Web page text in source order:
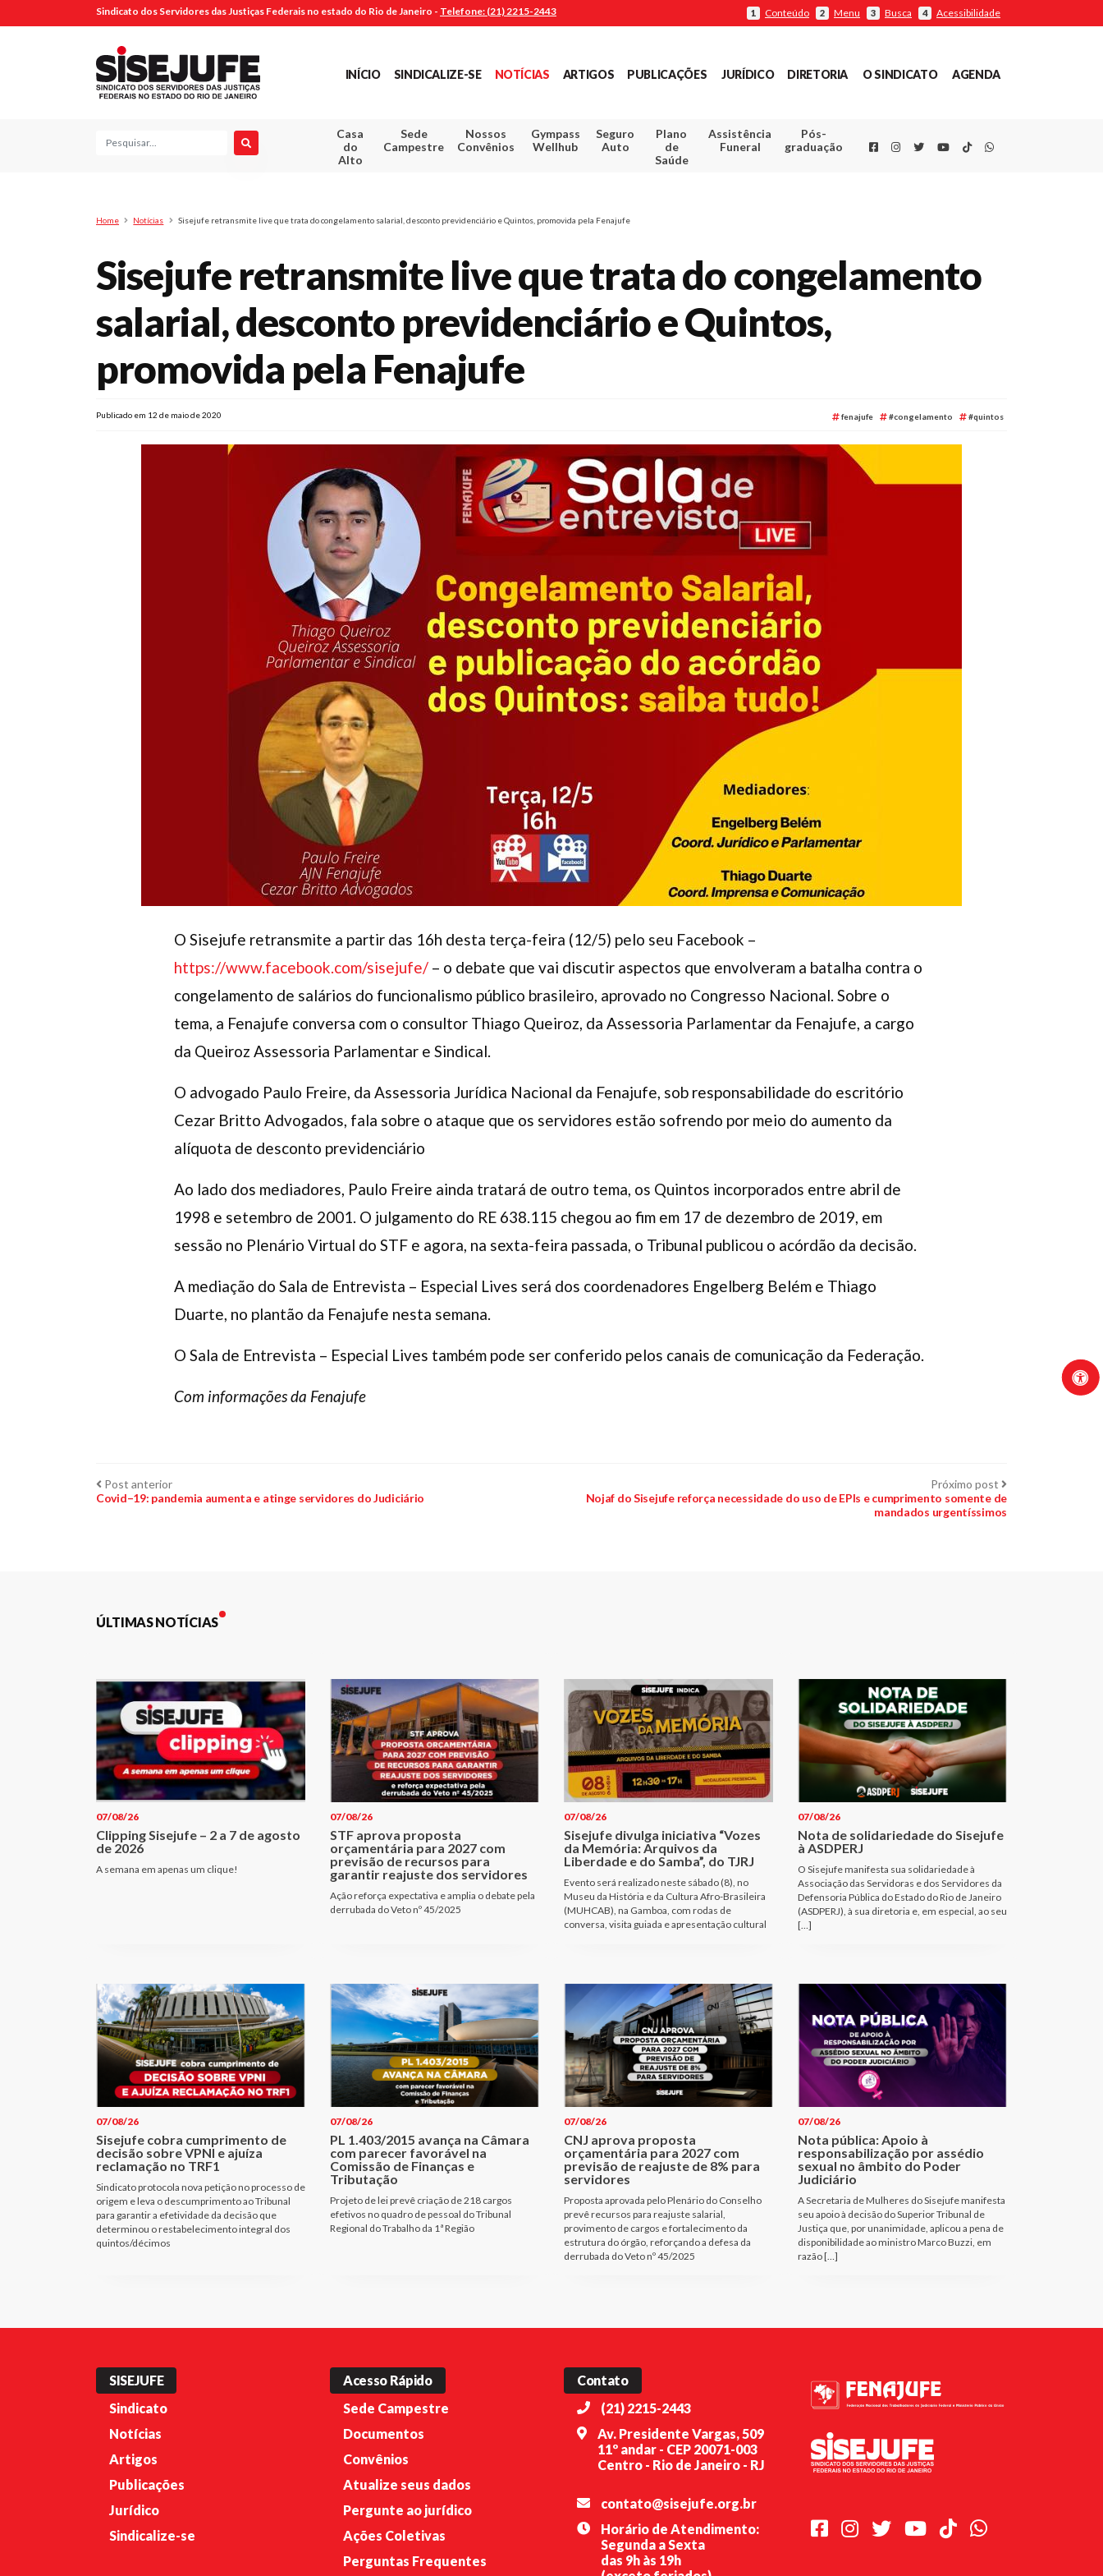
Sindicato dos Servidores das Justiças Federais no estado do Rio de Janeiro - Telefone: (21) 2215-2443 1 Conteúdo 2 Menu 3 Busca 4 Acessibilidade
INÍCIO SINDICALIZE-SE NOTÍCIAS ARTIGOS PUBLICAÇÕES JURÍDICO DIRETORIA O SINDICATO AGENDA
Pesquisa
Casa
do
Alto
Sede
Campestre
Nossos
Convênios
Gympass
Wellhub
Seguro
Auto
Plano
de
Saúde
Assistência
Funeral
Pós-
graduação
FacebookInstagram
TwitterYoutube
TikTokWhatsapp
Home Notícias Sisejufe retransmite live que trata do congelamento salarial, desconto previdenciário e Quintos, promovida pela Fenajufe
Sisejufe retransmite live que trata do congelamento
salarial, desconto previdenciário e Quintos,
promovida pela Fenajufe
Publicado em 12 de maio de 2020 fenajufe #congelamento #quintos
O Sisejufe retransmite a partir das 16h desta terça-feira (12/5) pelo seu Facebook –
https://www.facebook.com/sisejufe/ – o debate que vai discutir aspectos que envolveram a batalha contra o
congelamento de salários do funcionalismo público brasileiro, aprovado no Congresso Nacional. Sobre o
tema, a Fenajufe conversa com o consultor Thiago Queiroz, da Assessoria Parlamentar da Fenajufe, a cargo
da Queiroz Assessoria Parlamentar e Sindical.
O advogado Paulo Freire, da Assessoria Jurídica Nacional da Fenajufe, sob responsabilidade do escritório
Cezar Britto Advogados, fala sobre o ataque que os servidores estão sofrendo por meio do aumento da
alíquota de desconto previdenciário
Ao lado dos mediadores, Paulo Freire ainda tratará de outro tema, os Quintos incorporados entre abril de
1998 e setembro de 2001. O julgamento do RE 638.115 chegou ao fim em 17 de dezembro de 2019, em
sessão no Plenário Virtual do STF e agora, na sexta-feira passada, o Tribunal publicou o acórdão da decisão.
A mediação do Sala de Entrevista – Especial Lives será dos coordenadores Engelberg Belém e Thiago
Duarte, no plantão da Fenajufe nesta semana.
O Sala de Entrevista – Especial Lives também pode ser conferido pelos canais de comunicação da Federação.
Com informações da Fenajufe
Navegação
Post anteriorPost
anterior:
Covid–19: pandemia aumenta e atinge servidores do Judiciário
Próximo post Próximo
post:
Nojaf do Sisejufe reforça necessidade do uso de EPIs e cumprimento somente de
mandados urgentíssimos
ÚLTIMAS NOTÍCIAS
07/08/26
Clipping Sisejufe – 2 a 7 de agosto
de 2026
A semana em apenas um clique!
07/08/26
STF aprova proposta
orçamentária para 2027 com
previsão de recursos para
garantir reajuste dos servidores
Ação reforça expectativa e amplia o debate pela
derrubada do Veto nº 45/2025
07/08/26
Sisejufe divulga iniciativa “Vozes
da Memória: Arquivos da
Liberdade e do Samba”, do TJRJ
Evento será realizado neste sábado (8), no
Museu da História e da Cultura Afro-Brasileira
(MUHCAB), na Gamboa, com rodas de
conversa, visita guiada e apresentação cultural
07/08/26
Nota de solidariedade do Sisejufe
à ASDPERJ
O Sisejufe manifesta sua solidariedade à
Associação das Servidoras e dos Servidores da
Defensoria Pública do Estado do Rio de Janeiro
(ASDPERJ), à sua diretoria e, em especial, ao seu
[…]
07/08/26
Sisejufe cobra cumprimento de
decisão sobre VPNI e ajuíza
reclamação no TRF1
Sindicato protocola nova petição no processo de
origem e leva o descumprimento ao Tribunal
para garantir a efetividade da decisão que
determinou o restabelecimento integral dos
quintos/décimos
07/08/26
PL 1.403/2015 avança na Câmara
com parecer favorável na
Comissão de Finanças e
Tributação
Projeto de lei prevê criação de 218 cargos
efetivos no quadro de pessoal do Tribunal
Regional do Trabalho da 1ª Região
07/08/26
CNJ aprova proposta
orçamentária para 2027 com
previsão de reajuste de 8% para
servidores
Proposta aprovada pelo Plenário do Conselho
prevê recursos para reajuste salarial,
provimento de cargos e fortalecimento da
estrutura do órgão, reforçando a defesa da
derrubada do Veto nº 45/2025
07/08/26
Nota pública: Apoio à
responsabilização por assédio
sexual no âmbito do Poder
Judiciário
A Secretaria de Mulheres do Sisejufe manifesta
seu apoio à decisão do Superior Tribunal de
Justiça que, por unanimidade, aplicou a pena de
disponibilidade ao ministro Marco Buzzi, em
razão […]
SISEJUFE
Sindicato
Notícias
Artigos
Publicações
Jurídico
Sindicalize-se
Acesso Rápido
Sede Campestre
Documentos
Convênios
Atualize seus dados
Pergunte ao jurídico
Ações Coletivas
Perguntas Frequentes
Contato
(21) 2215-2443
Av. Presidente Vargas, 509
11º andar - CEP 20071-003
Centro - Rio de Janeiro - RJ
contato@sisejufe.org.br
Horário de Atendimento:
Segunda a Sexta
das 9h às 19h
FacebookInstagram
TwitterYoutubeTikTokWhatsapp